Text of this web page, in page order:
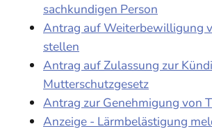
sachkundigen Person
Antrag auf Weiterbewilligung
stellen
Antrag auf Zulassung zur
Mutterschutzgesetz
Antrag zur Genehmigung von
Anzeige - Lärmbelästigung